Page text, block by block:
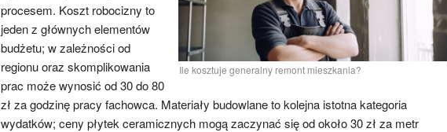
Ile kosztuje generalny remont mieszkania?
procesem. Koszt robocizny to
jeden z głównych elementów
budżetu; w zależności od
regionu oraz skomplikowania
prac może wynosić od 30 do 80
zł za godzinę pracy fachowca. Materiały budowlane to kolejna istotna kategoria
wydatków; ceny płytek ceramicznych mogą zaczynać się od około 30 zł za metr